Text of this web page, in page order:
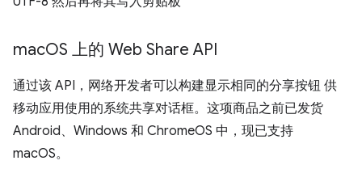
macOS 上的 Web Share API
通过该 API，网络开发者可以构建显示相同的分享按钮 供
移动应用使用的系统共享对话框。这项商品之前已发货
Android、Windows 和 ChromeOS 中，现已支持
macOS。